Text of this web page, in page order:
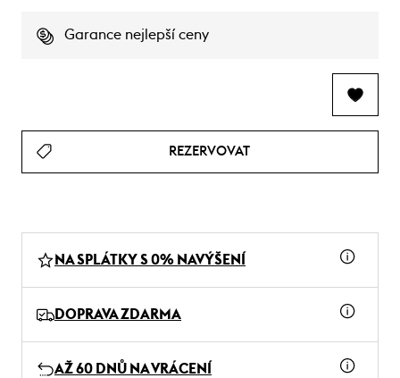
Garance nejlepší ceny
REZERVOVAT
NA SPLÁTKY S 0% NAVÝŠENÍ
DOPRAVA ZDARMA
AŽ 60 DNŮ NA VRÁCENÍ